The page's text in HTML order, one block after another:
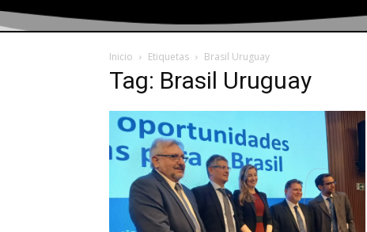
Inicio Etiquetas Brasil Uruguay
Tag: Brasil Uruguay